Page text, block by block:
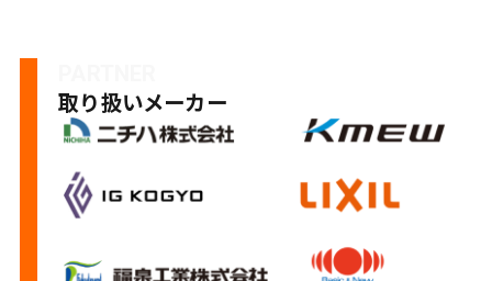
取り扱いメーカー